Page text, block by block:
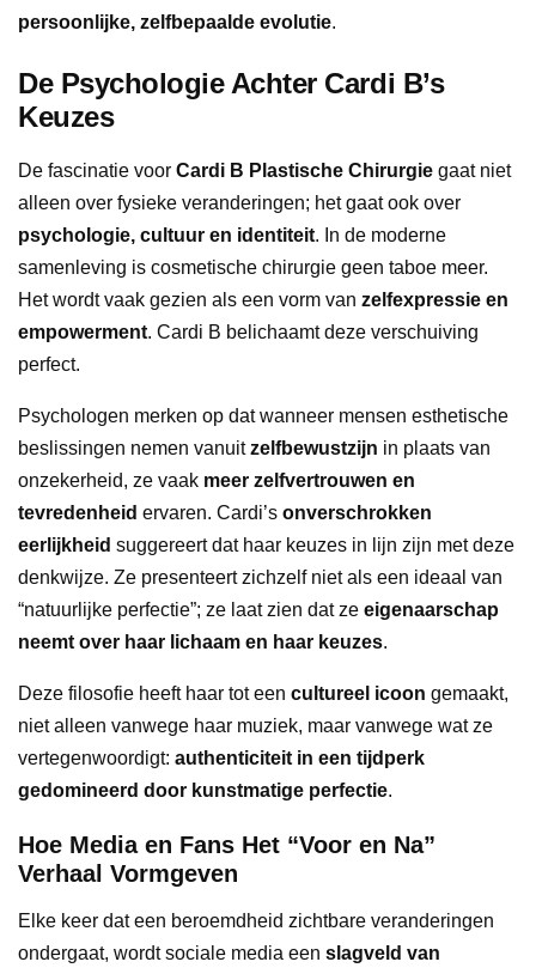
persoonlijke, zelfbepaalde evolutie.
De Psychologie Achter Cardi B’s
Keuzes
De fascinatie voor Cardi B Plastische Chirurgie gaat niet
alleen over fysieke veranderingen; het gaat ook over
psychologie, cultuur en identiteit. In de moderne
samenleving is cosmetische chirurgie geen taboe meer.
Het wordt vaak gezien als een vorm van zelfexpressie en
empowerment. Cardi B belichaamt deze verschuiving
perfect.
Psychologen merken op dat wanneer mensen esthetische
beslissingen nemen vanuitzelfbewustzijn in plaats van
onzekerheid, ze vaak meer zelfvertrouwen en
tevredenheid ervaren. Cardi’s onverschrokken
eerlijkheid suggereert dat haar keuzes in lijn zijn met deze
denkwijze. Ze presenteert zichzelf niet als een ideaal van
“natuurlijke perfectie”; ze laat zien dat ze eigenaarschap
neemt over haar lichaam en haar keuzes.
Deze filosofie heeft haar tot een cultureel icoon gemaakt,
niet alleen vanwege haar muziek, maar vanwege wat ze
vertegenwoordigt: authenticiteit in een tijdperk
gedomineerd door kunstmatige perfectie.
Hoe Media en Fans Het “Voor en Na”
Verhaal Vormgeven
Elke keer dat een beroemdheid zichtbare veranderingen
ondergaat, wordt sociale media een slagveld van